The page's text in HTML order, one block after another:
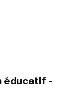
éducatif -